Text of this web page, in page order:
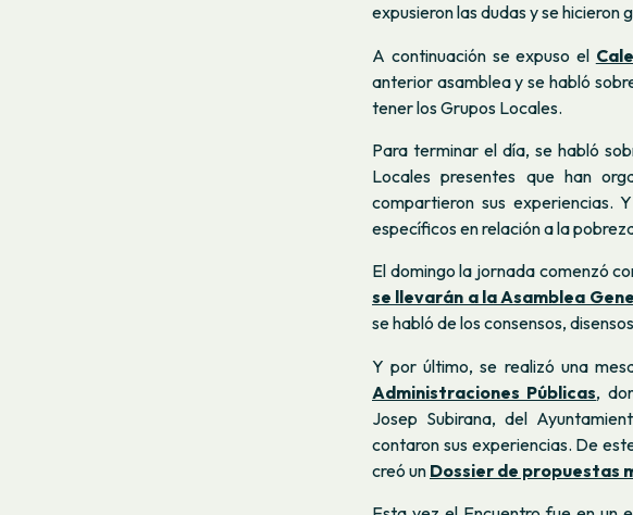
expusieron las dudas y se
A continuación se expuso el
anterior asamblea y se habló
tener los Grupos Locales.
Para terminar el día, se habló
Locales presentes que han
compartieron sus experiencias.
específicos en relación a la
El domingo la jornada comenzó
se llevarán a la Asamblea
se habló de los consensos,
Y por último, se realizó una
Administraciones Públicas,
Josep Subirana, del
contaron sus experiencias. De
creó un Dossier de propuestas